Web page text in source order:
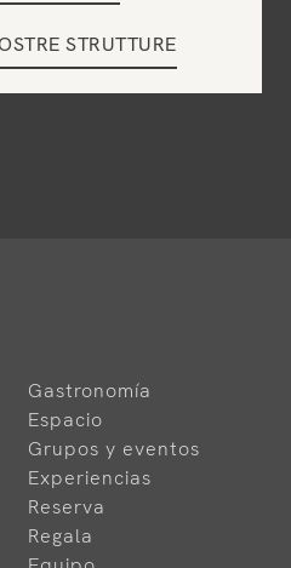
STRUTTURE
Gastronomía
Espacio
Grupos y eventos
Experiencias
Reserva
Regala